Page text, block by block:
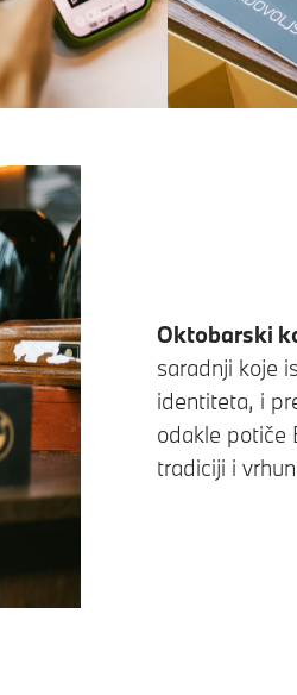
Oktobarski
saradnji koje
identiteta, i
odakle potiče
tradiciji i